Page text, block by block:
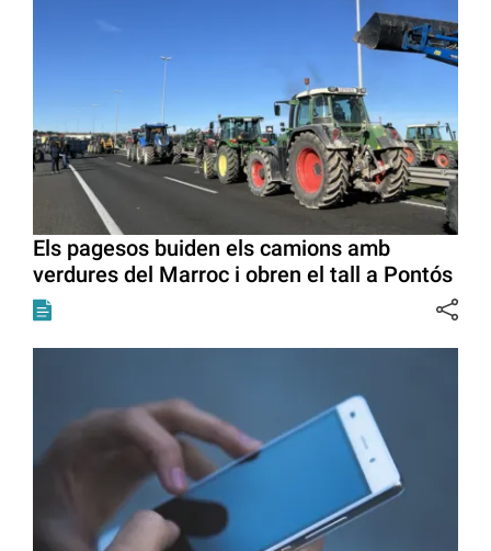
Els pagesos buiden els camions amb
verdures del Marroc i obren el tall a Pontós